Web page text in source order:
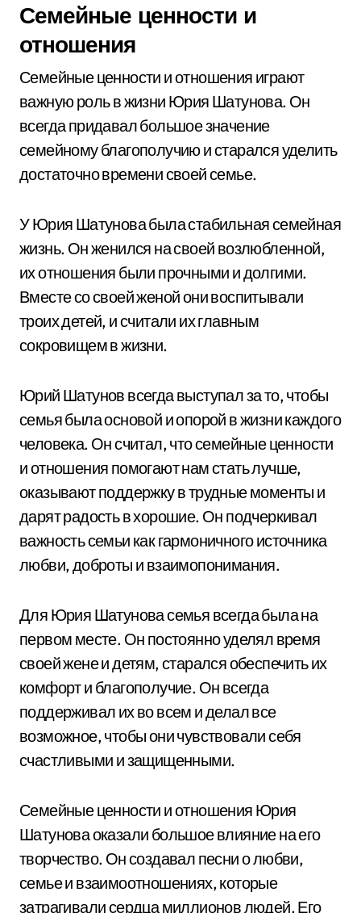
Семейные ценности и
отношения
Семейные ценности и отношения играют
важную роль в жизни Юрия Шатунова. Он
всегда придавал большое значение
семейному благополучию и старался уделить
достаточно времени своей семье.
У Юрия Шатунова была стабильная семейная
жизнь. Он женился на своей возлюбленной,
их отношения были прочными и долгими.
Вместе со своей женой они воспитывали
троих детей, и считали их главным
сокровищем в жизни.
Юрий Шатунов всегда выступал за то, чтобы
семья была основой и опорой в жизни каждого
человека. Он считал, что семейные ценности
и отношения помогают нам стать лучше,
оказывают поддержку в трудные моменты и
дарят радость в хорошие. Он подчеркивал
важность семьи как гармоничного источника
любви, доброты и взаимопонимания.
Для Юрия Шатунова семья всегда была на
первом месте. Он постоянно уделял время
своей жене и детям, старался обеспечить их
комфорт и благополучие. Он всегда
поддерживал их во всем и делал все
возможное, чтобы они чувствовали себя
счастливыми и защищенными.
Семейные ценности и отношения Юрия
Шатунова оказали большое влияние на его
творчество. Он создавал песни о любви,
семье и взаимоотношениях, которые
затрагивали сердца миллионов людей. Его